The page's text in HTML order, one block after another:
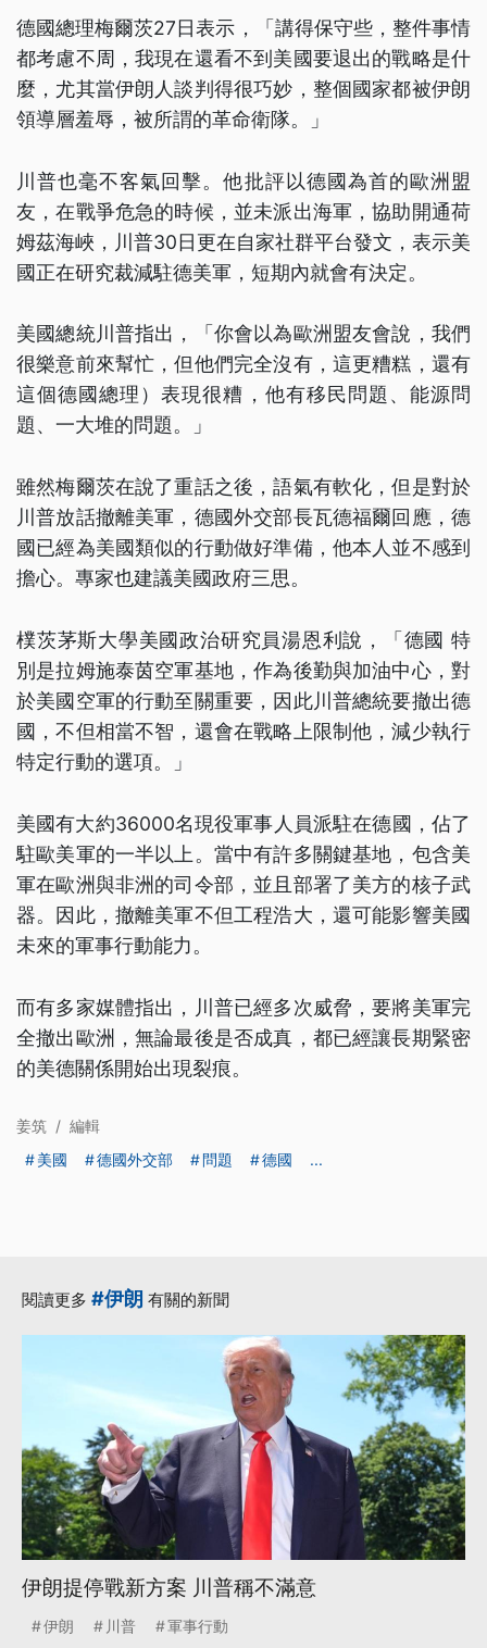
德國總理梅爾茨27日表示，「講得保守些，整件事情
都考慮不周，我現在還看不到美國要退出的戰略是什
麼，尤其當伊朗人談判得很巧妙，整個國家都被伊朗
領導層羞辱，被所謂的革命衛隊。」
川普也毫不客氣回擊。他批評以德國為首的歐洲盟
友，在戰爭危急的時候，並未派出海軍，協助開通荷
姆茲海峽，川普30日更在自家社群平台發文，表示美
國正在研究裁減駐德美軍，短期內就會有決定。
美國總統川普指出，「你會以為歐洲盟友會說，我們
很樂意前來幫忙，但他們完全沒有，這更糟糕，還有
這個德國總理）表現很糟，他有移民問題、能源問
題、一大堆的問題。」
雖然梅爾茨在說了重話之後，語氣有軟化，但是對於
川普放話撤離美軍，德國外交部長瓦德福爾回應，德
國已經為美國類似的行動做好準備，他本人並不感到
擔心。專家也建議美國政府三思。
樸茨茅斯大學美國政治研究員湯恩利說，「德國 特
別是拉姆施泰茵空軍基地，作為後勤與加油中心，對
於美國空軍的行動至關重要，因此川普總統要撤出德
國，不但相當不智，還會在戰略上限制他，減少執行
特定行動的選項。」
美國有大約36000名現役軍事人員派駐在德國，佔了
駐歐美軍的一半以上。當中有許多關鍵基地，包含美
軍在歐洲與非洲的司令部，並且部署了美方的核子武
器。因此，撤離美軍不但工程浩大，還可能影響美國
未來的軍事行動能力。
而有多家媒體指出，川普已經多次威脅，要將美軍完
全撤出歐洲，無論最後是否成真，都已經讓長期緊密
的美德關係開始出現裂痕。
姜筑 / 編輯
美國
德國外交部 問題 德國 ...
閱讀更多 #伊朗 有關的新聞
伊朗提停戰新方案 川普稱不滿意
伊朗 川普 軍事行動